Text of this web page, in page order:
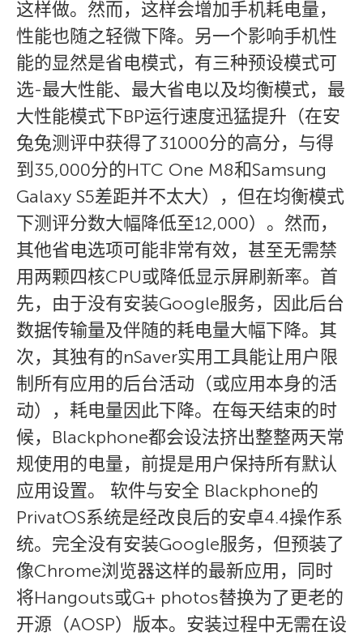
这样做。然而，这样会增加手机耗电量，
性能也随之轻微下降。另一个影响手机性
能的显然是省电模式，有三种预设模式可
选-最大性能、最大省电以及均衡模式，最
大性能模式下BP运行速度迅猛提升（在安
兔兔测评中获得了31000分的高分，与得
到35,000分的HTC One M8和Samsung
Galaxy S5差距并不太大），但在均衡模式
下测评分数大幅降低至12,000）。然而，
其他省电选项可能非常有效，甚至无需禁
用两颗四核CPU或降低显示屏刷新率。首
先，由于没有安装Google服务，因此后台
数据传输量及伴随的耗电量大幅下降。其
次，其独有的nSaver实用工具能让用户限
制所有应用的后台活动（或应用本身的活
动），耗电量因此下降。在每天结束的时
候，Blackphone都会设法挤出整整两天常
规使用的电量，前提是用户保持所有默认
应用设置。 软件与安全 Blackphone的
PrivatOS系统是经改良后的安卓4.4操作系
统。完全没有安装Google服务，但预装了
像Chrome浏览器这样的最新应用，同时
将Hangouts或G+ photos替换为了更老的
开源（AOSP）版本。安装过程中无需在设